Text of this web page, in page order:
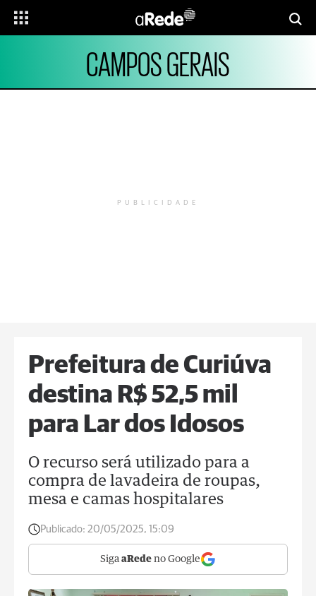
CAMPOS GERAIS
PUBLICIDADE
Prefeitura de Curiúva
destina R$ 52,5 mil
para Lar dos Idosos
O recurso será utilizado para a
compra de lavadeira de roupas,
mesa e camas hospitalares
Publicado: 20/05/2025, 15:09
Siga aRede no Google